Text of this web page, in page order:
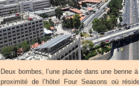
Deux bombes, l’une placée dans une benne
proximité de l’hôtel Four Seasons où